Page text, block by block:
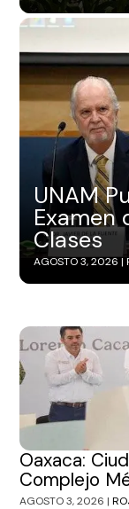
UNAM
Examen
Clases
AGOSTO 3, 2026 |
Oaxaca:
Complejo
AGOSTO 3, 2026 |